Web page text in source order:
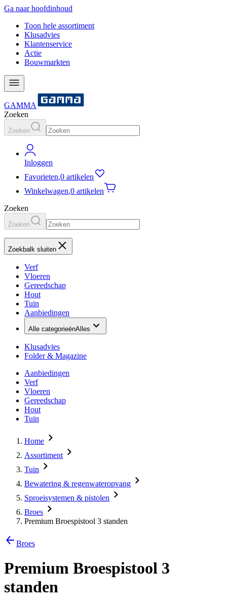
Ga naar hoofdinhoud
Toon hele assortiment
Klusadvies
Klantenservice
Actie
Bouwmarkten
GAMMA
Zoeken
Zoeken
Inloggen
Favorieten,0 artikelen
Winkelwagen,0 artikelen
Zoeken
Zoeken
Zoekbalk sluiten
Verf
Vloeren
Gereedschap
Hout
Tuin
Aanbiedingen
Alle categorieënAlles
Klusadvies
Folder & Magazine
Aanbiedingen
Verf
Vloeren
Gereedschap
Hout
Tuin
Home
Assortiment
Tuin
Bewatering & regenwateropvang
Sproeisystemen & pistolen
Broes
Premium Broespistool 3 standen
Broes
Premium Broespistool 3
standen